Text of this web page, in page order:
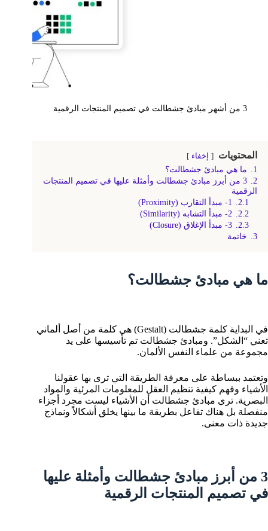
3 من أشهر مبادئ جشطالت في تصميم المنتجات الرقمية
المحتويات إخفاء
1.
ما هي مبادئ جشطالت؟
2.
3 من أبرز مبادئ جشطالت وأمثلة عليها في تصميم المنتجات
الرقمية
2.1.
1- مبدأ التقارب (Proximity)
2.2.
2- مبدأ التشابه (Similarity)
2.3.
3- مبدأ الإغلاق (Closure)
3.
خاتمة
ما هي مبادئ جشطالت؟
في البداية كلمة جشطالت (Gestalt) هي كلمة من أصل ألماني
تعني “الشكل”. ومبادئ جشطالت تم تأسيسها على يد
مجموعة من علماء النفس الألمان.
وتعتمد ببساطة على معرفة الطريقة التي ترى بها عقولنا
الأشياء وفهم كيفية تنظيم العقل للمعلومات المرئية والمواد
البصرية. ترى مبادئ جشطالت أن الأشياء ليست مجرد أجزاء
منفصلة بل هناك تفاعل بطريقة ما بينها يخلق أشكالاً ونماذج
جديدة ذات معنى.
3 من أبرز مبادئ جشطالت وأمثلة عليها
في تصميم المنتجات الرقمية